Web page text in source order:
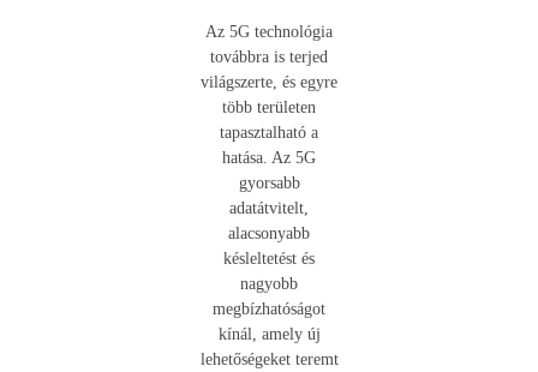
Az 5G technológia
továbbra is terjed
világszerte, és egyre
több területen
tapasztalható a
hatása. Az 5G
gyorsabb
adatátvitelt,
alacsonyabb
késleltetést és
nagyobb
megbízhatóságot
kínál, amely új
lehetőségeket teremt